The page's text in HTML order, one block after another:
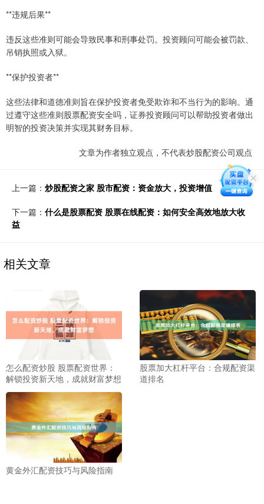
**违规后果**
违反这些准则可能会导致民事和刑事处罚。投资顾问可能会被罚款、
吊销执照或入狱。
**保护投资者**
这些法律和道德准则旨在保护投资者免受欺诈和不当行为的影响。通
过遵守这些准则股票配资安全吗，证券投资顾问可以帮助投资者做出
明智的投资决策并实现其财务目标。
文章为作者独立观点，不代表炒股配资公司观点
上一篇： 炒股配资之家 股市配资：资金放大，投资增值
下一篇： 什么是股票配资 股票在线配资：如何安全高效地放大收
益
相关文章
怎么配资炒股 股票配资世界：
解锁投资新天地，成就财富梦想
股票加大杠杆平台：合规配资渠
道排名
黄金外汇配资技巧与风险指南